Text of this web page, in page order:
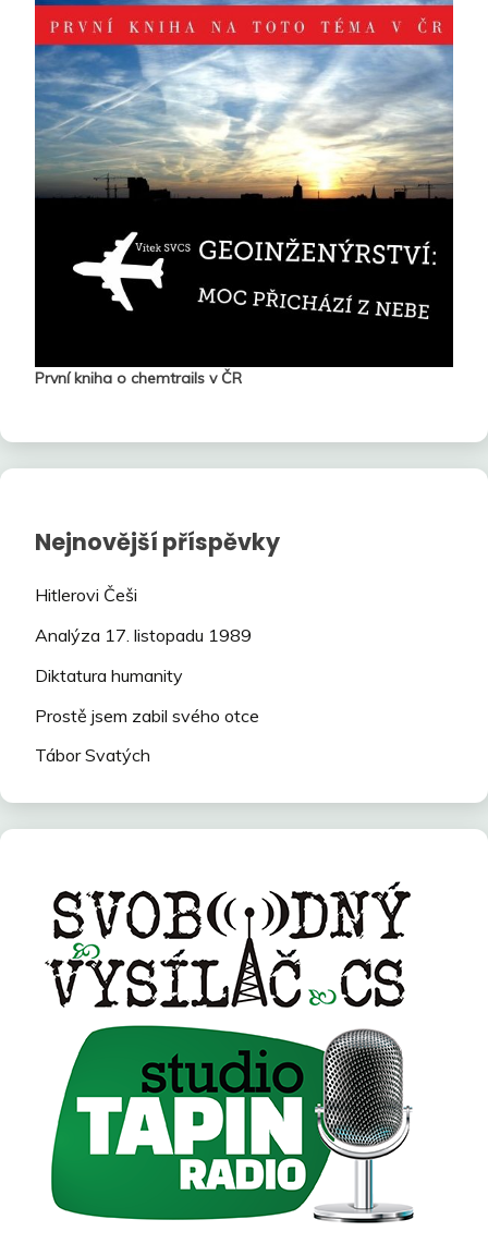
První kniha o chemtrails v ČR
Nejnovější příspěvky
Hitlerovi Češi
Analýza 17. listopadu 1989
Diktatura humanity
Prostě jsem zabil svého otce
Tábor Svatých